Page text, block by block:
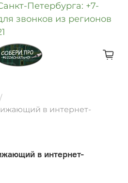
Петербурга: +7-
звонков из регионов
в интернет-